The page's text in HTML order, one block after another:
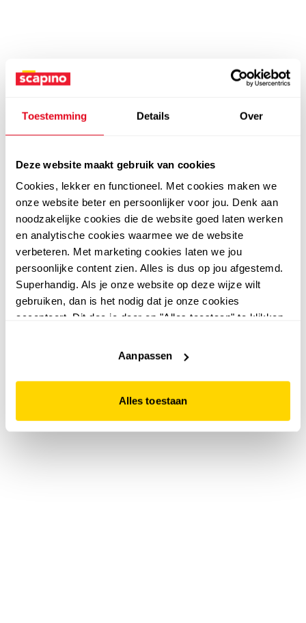
Toestemming Details Over
Deze website maakt gebruik van cookies
Cookies, lekker en functioneel. Met cookies maken we
onze website beter en persoonlijker voor jou. Denk aan
noodzakelijke cookies die de website goed laten werken
en analytische cookies waarmee we de website
verbeteren. Met marketing cookies laten we jou
persoonlijke content zien. Alles is dus op jou afgestemd.
Superhandig. Als je onze website op deze wijze wilt
gebruiken, dan is het nodig dat je onze cookies
accepteert. Dit doe je door op "Alles toestaan" te klikken.
website niet optimaal functioneert.
Aanpassen
Alles toestaan